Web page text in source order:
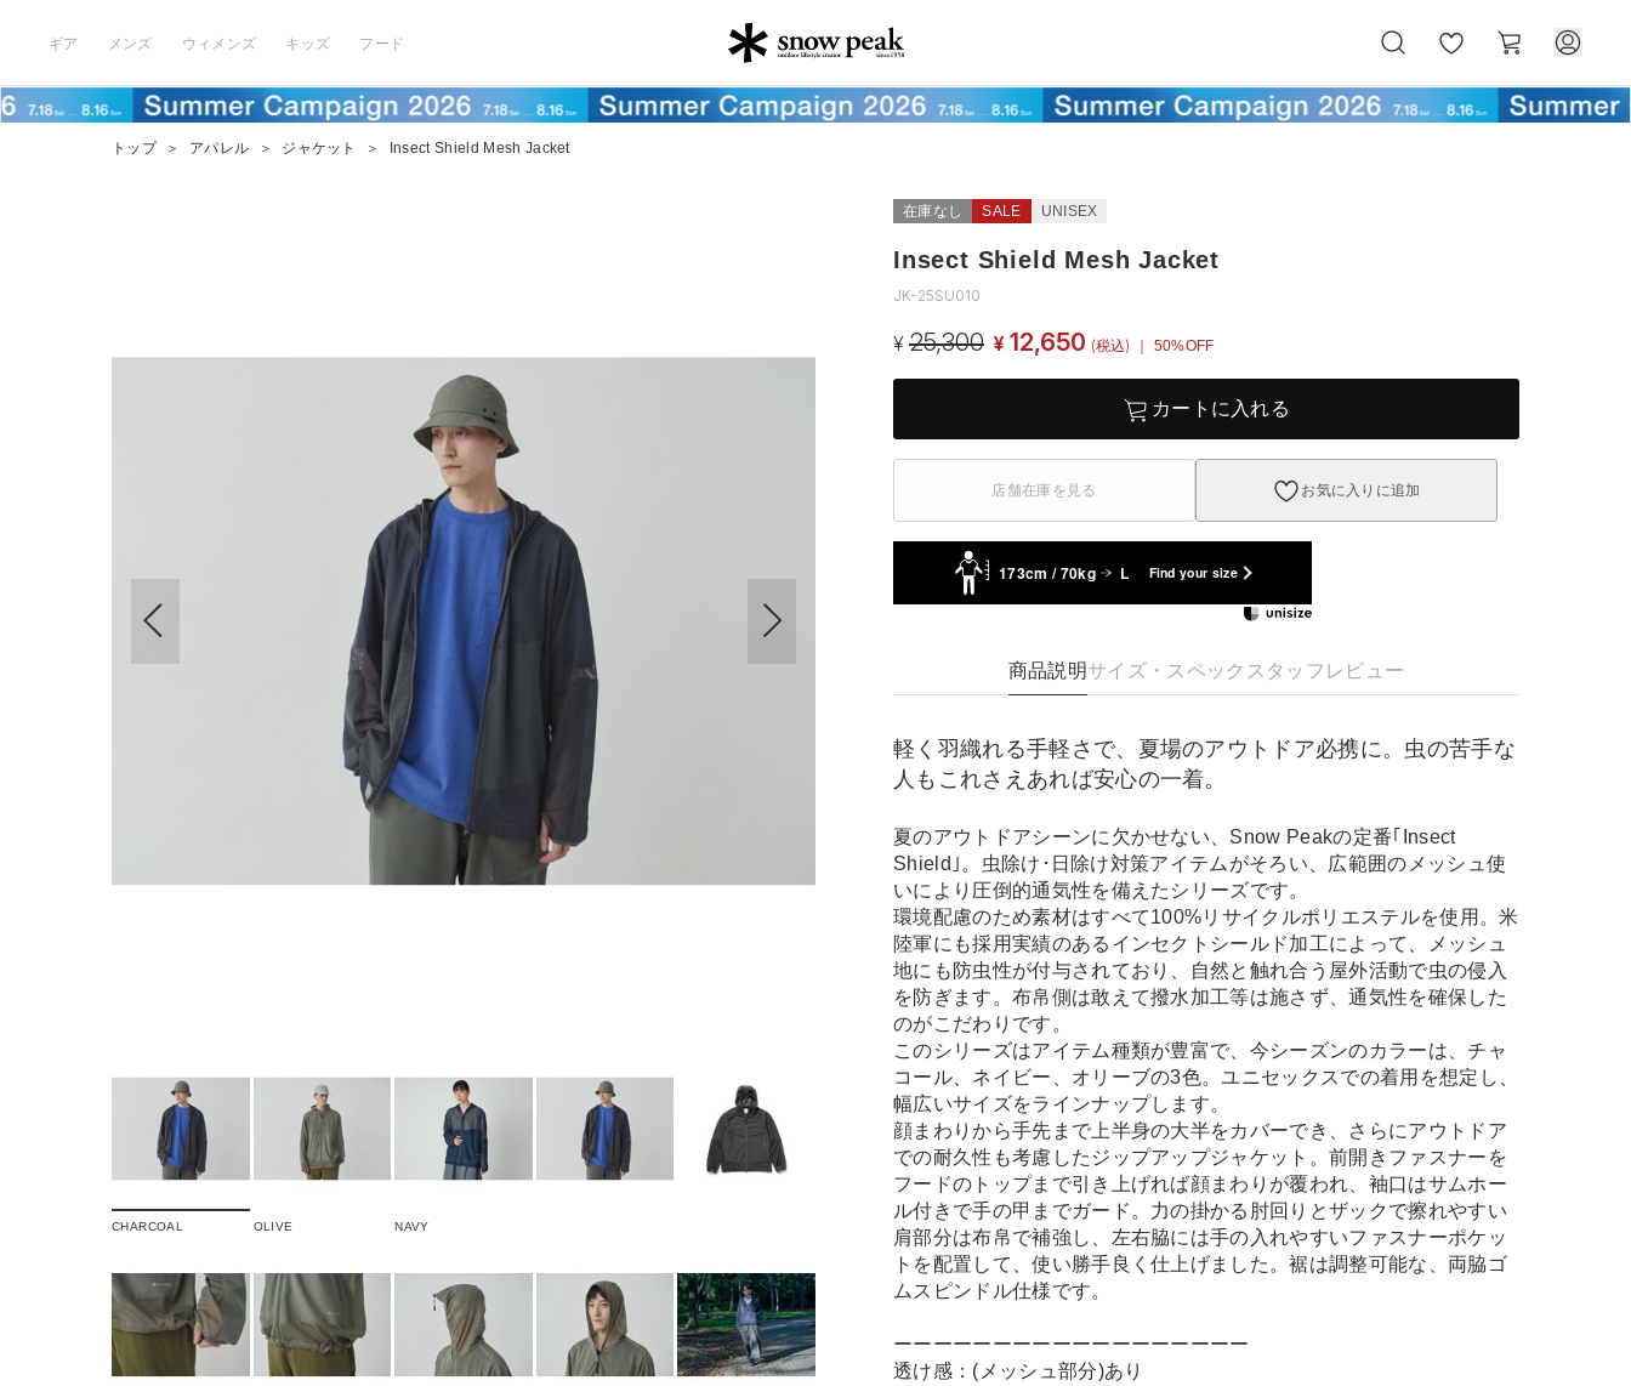
ギア メンズ ウィメンズ キッズ フード
気
に
ー
ト
トップ ＞ アパレル ＞ ジャケット ＞ Insect Shield Mesh Jacket
CHARCOAL OLIVE NAVY
在庫なし SALE UNISEX
Insect Shield Mesh Jacket
JK-25SU010
¥ 25,300 ¥ 12,650 (税込) ｜ 50%OFF
カートに入れる
店舗在庫を見る お気に入りに追加
173cm / 70kg L Find your size
商品説明サイズ・スペック スタッフレビュー
軽く羽織れる手軽さで、夏場のアウトドア必携に。虫の苦手な
人もこれさえあれば安心の一着。
夏のアウトドアシーンに欠かせない、Snow Peakの定番｢Insect
Shield｣。虫除け･日除け対策アイテムがそろい、広範囲のメッシュ使
いにより圧倒的通気性を備えたシリーズです。
環境配慮のため素材はすべて100%リサイクルポリエステルを使用。米
陸軍にも採用実績のあるインセクトシールド加工によって、メッシュ
地にも防虫性が付与されており、自然と触れ合う屋外活動で虫の侵入
を防ぎます。布帛側は敢えて撥水加工等は施さず、通気性を確保した
のがこだわりです。
このシリーズはアイテム種類が豊富で、今シーズンのカラーは、チャ
コール、ネイビー、オリーブの3色。ユニセックスでの着用を想定し、
幅広いサイズをラインナップします。
顔まわりから手先まで上半身の大半をカバーでき、さらにアウトドア
での耐久性も考慮したジップアップジャケット。前開きファスナーを
フードのトップまで引き上げれば顔まわりが覆われ、袖口はサムホー
ル付きで手の甲までガード。力の掛かる肘回りとザックで擦れやすい
肩部分は布帛で補強し、左右脇には手の入れやすいファスナーポケッ
トを配置して、使い勝手良く仕上げました。裾は調整可能な、両脇ゴ
ムスピンドル仕様です。
ーーーーーーーーーーーーーーーーーー
透け感：(メッシュ部分)あり